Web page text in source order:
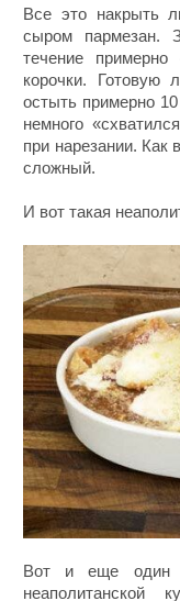
Все это накрыть
сыром пармезан.
течение
корочки. Готовую
остыть примерно
немного
при нарезании. Как
сложный.
И вот такая
Вот и еще один
неаполитанской